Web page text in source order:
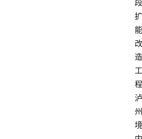
段
扩
能
改
造
工
程
泸
州
境